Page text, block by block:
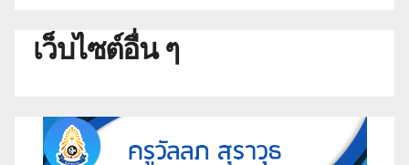
เว็บไซต์อื่น ๆ